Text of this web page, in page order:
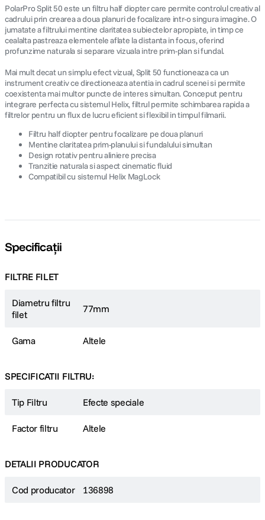
PolarPro Split 50 este un filtru half diopter care permite controlul creativ al
cadrului prin crearea a doua planuri de focalizare intr-o singura imagine. O
jumatate a filtrului mentine claritatea subiectelor apropiate, in timp ce
cealalta pastreaza elementele aflate la distanta in focus, oferind
profunzime naturala si separare vizuala intre prim-plan si fundal.
Mai mult decat un simplu efect vizual, Split 50 functioneaza ca un
instrument creativ ce directioneaza atentia in cadrul scenei si permite
coexistenta mai multor puncte de interes simultan. Conceput pentru
integrare perfecta cu sistemul Helix, filtrul permite schimbarea rapida a
filtrelor pentru un flux de lucru eficient si flexibil in timpul filmarii.
Filtru half diopter pentru focalizare pe doua planuri
Mentine claritatea prim-planului si fundalului simultan
Design rotativ pentru aliniere precisa
Tranzitie naturala si aspect cinematic fluid
Compatibil cu sistemul Helix MagLock
Specificații
FILTRE FILET
Diametru filtru
filet
77mm
Gama Altele
SPECIFICATII FILTRU:
Tip Filtru Efecte speciale
Factor filtru Altele
DETALII PRODUCATOR
Cod producator 136898